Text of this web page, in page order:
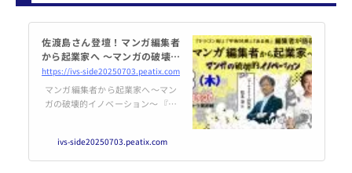
佐渡島さん登壇！マンガ編集者
から起業家へ ～マンガの破壊的
イノベーション～
https://ivs-side20250703.peatix.com
マンガ編集者から起業家へ～マン
ガの破壊的イノベーション～ 『ド
してきた稀代のマンガ編集者であ
り、現在はコルクの... powered b
ivs-side20250703.peatix.com